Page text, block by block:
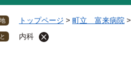
トップページ > 町立 富来病院 >
内科